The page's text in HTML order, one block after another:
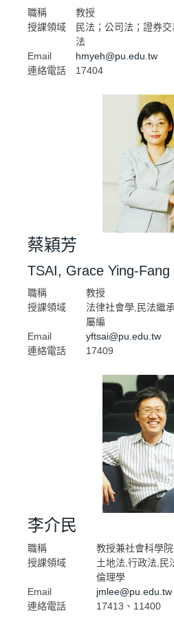
職稱
教授
授課領域
民法；公司法；證券交
法
Email
hmyeh@pu.edu.tw
連絡電話
17404
蔡穎芳
TSAI, Grace Ying-Fang
職稱
教授
授課領域
法律社會學,民法繼
屬編
Email
yftsai@pu.edu.tw
連絡電話
17409
李介民
職稱
教授兼社會科學
授課領域
土地法,行政法,民
倫理學
Email
jmlee@pu.edu.tw
連絡電話
17413、11400